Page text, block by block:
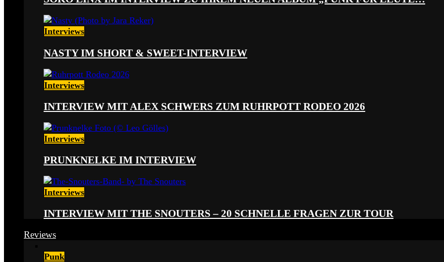
Interviews
NASTY IM SHORT & SWEET-INTERVIEW
Interviews
INTERVIEW MIT ALEX SCHWERS ZUM RUHRPOTT RODEO 2026
Interviews
PRUNKNELKE IM INTERVIEW
Interviews
INTERVIEW MIT THE SNOUTERS – 20 SCHNELLE FRAGEN ZUR TOUR
Reviews
Punk